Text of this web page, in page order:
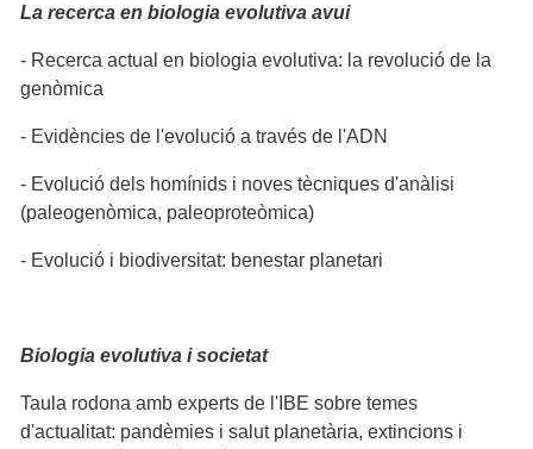
La recerca en biologia evolutiva avui
- Recerca actual en biologia evolutiva: la revolució de la
genòmica
- Evidències de l'evolució a través de l'ADN
- Evolució dels homínids i noves tècniques d'anàlisi
(paleogenòmica, paleoproteòmica)
- Evolució i biodiversitat: benestar planetari
Biologia evolutiva i societat
Taula rodona amb experts de l'IBE sobre temes
d'actualitat: pandèmies i salut planetària, extincions i